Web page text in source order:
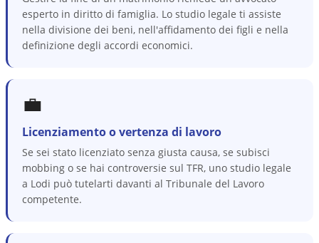
esperto in diritto di famiglia. Lo studio legale ti assiste
nella divisione dei beni, nell'affidamento dei figli e nella
definizione degli accordi economici.
💼
Licenziamento o vertenza di lavoro
Se sei stato licenziato senza giusta causa, se subisci
mobbing o se hai controversie sul TFR, uno studio legale
a Lodi può tutelarti davanti al Tribunale del Lavoro
competente.